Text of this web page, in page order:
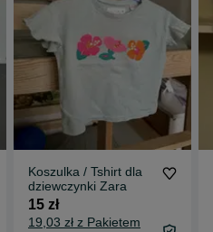
Koszulka / Tshirt dla
dziewczynki Zara
15 zł
19,03 zł z Pakietem